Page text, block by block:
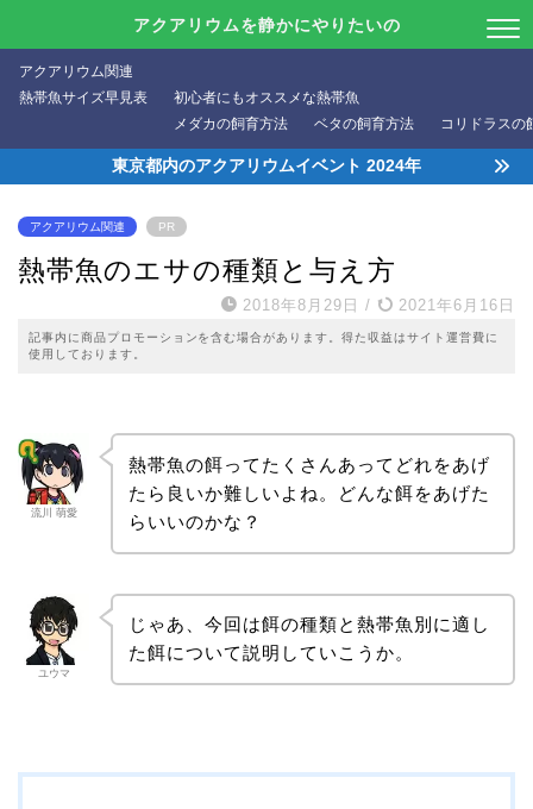
アクアリウムを静かにやりたいの
アクアリウム関連
熱帯魚サイズ早見表
初心者にもオススメな熱帯魚
メダカの飼育方法
ベタの飼育方法 コリドラスの
東京都内のアクアリウムイベント 2024年
アクアリウム関連 PR
熱帯魚のエサの種類と与え方
2018年8月29日 / 2021年6月16日
記事内に商品プロモーションを含む場合があります。得た収益はサイト運営費に
使用しております。
流川 萌愛
熱帯魚の餌ってたくさんあってどれをあげ
たら良いか難しいよね。どんな餌をあげた
らいいのかな？
ユウマ
じゃあ、今回は餌の種類と熱帯魚別に適し
た餌について説明していこうか。